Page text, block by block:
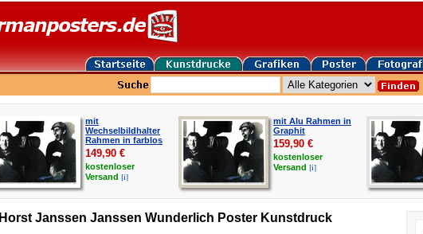
mit
Wechselbildhalter
Rahmen in farblos
149,90 €
kostenloser
Versand [i]
mit Alu Rahmen in
Graphit
159,90 €
kostenloser
Versand [i]
Horst Janssen Janssen Wunderlich Poster Kunstdruck